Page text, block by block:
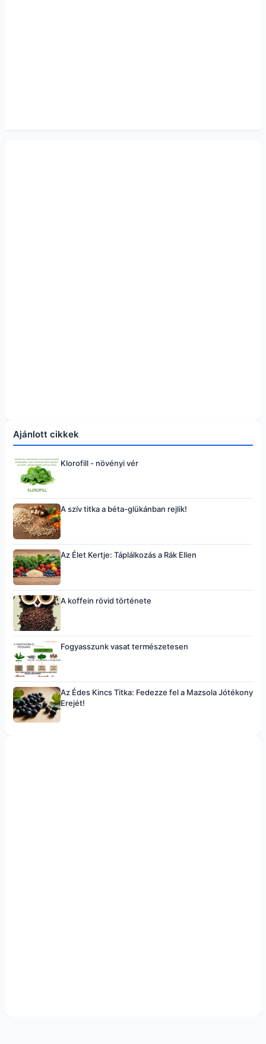
Ajánlott cikkek
Klorofill - növényi vér
A szív titka a béta-glükánban rejlik!
Az Élet Kertje: Táplálkozás a Rák Ellen
A koffein rövid története
Fogyasszunk vasat természetesen
Az Édes Kincs Titka: Fedezze fel a Mazsola Jótékony
Erejét!